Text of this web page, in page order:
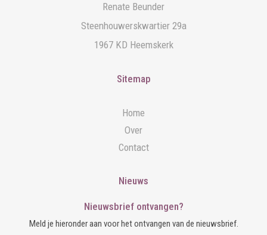
Renate Beunder
Steenhouwerskwartier 29a
1967 KD Heemskerk
Sitemap
Home
Over
Contact
Nieuws
Nieuwsbrief ontvangen?
Meld je hieronder aan voor het ontvangen van de nieuwsbrief.